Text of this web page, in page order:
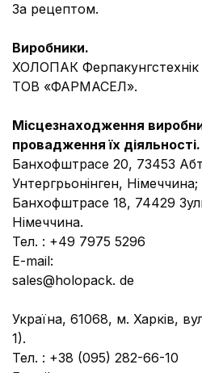
За рецептом.
Виробники.
ХОЛОПАК
ТОВ «ФАРМАСЕЛ».
Місцезнаходження
провадження їх діяльності.
Банхофштрасе 20, 73453
Унтергрьонінген, Німеччина;
Банхофштрасе 18, 74429
Німеччина.
Тел. : +49 7975 5296
E-mail:
sales@holopack. de
Україна, 61068, м. Харків,
1).
Тел. : +38 (095) 282-66-10